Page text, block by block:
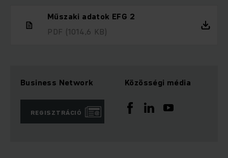
Műszaki adatok EFG 2
PDF (1014,6 KB)
Business Network
REGISZTRÁCIÓ
Közösségi média